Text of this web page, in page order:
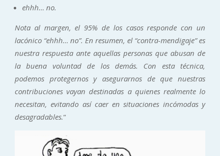
ehhh… no.
Nota al margen, el 95% de los casos responde con un
lacónico “ehhh… no”. En resumen, el “contra-mendigaje” es
nuestra respuesta ante aquellas personas que abusan de
la buena voluntad de los demás. Con esta técnica,
podemos protegernos y asegurarnos de que nuestras
contribuciones vayan destinadas a quienes realmente lo
necesitan, evitando así caer en situaciones incómodas y
desagradables.“